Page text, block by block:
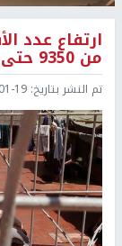
ارتفاع عدد
من 9350 حتى مطلع كانون الثاني 2026
تم النشر بتاريخ: 14:48